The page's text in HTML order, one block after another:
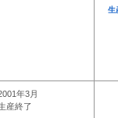
生
年3月
産終了